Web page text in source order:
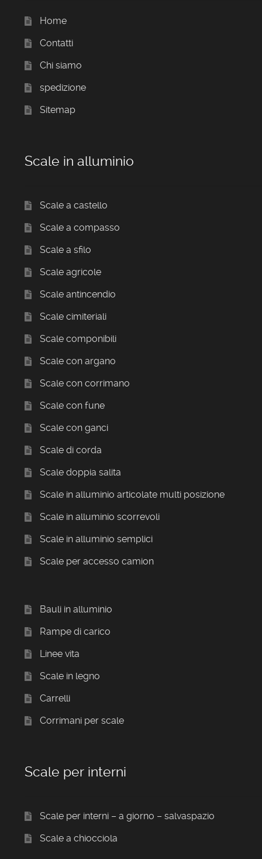
Home
Contatti
Chi siamo
spedizione
Sitemap
Scale in alluminio
Scale a castello
Scale a compasso
Scale a sfilo
Scale agricole
Scale antincendio
Scale cimiteriali
Scale componibili
Scale con argano
Scale con corrimano
Scale con fune
Scale con ganci
Scale di corda
Scale doppia salita
Scale in alluminio articolate multi posizione
Scale in alluminio scorrevoli
Scale in alluminio semplici
Scale per accesso camion
Bauli in alluminio
Rampe di carico
Linee vita
Scale in legno
Carrelli
Corrimani per scale
Scale per interni
Scale per interni – a giorno – salvaspazio
Scale a chiocciola